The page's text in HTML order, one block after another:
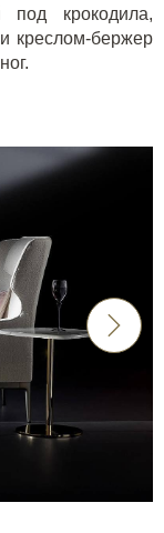
под крокодила,
креслом-бержер